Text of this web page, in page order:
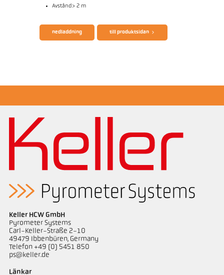
Avstånd> 2 m
Mått ritning PA 10-K002
nedladdning till produktsidan
Keller HCW GmbH
Pyrometer Systems
Carl-Keller-Straße 2-10
49479 Ibbenbüren, Germany
Telefon +49 (0) 5451 850
ps@keller.de
Länkar